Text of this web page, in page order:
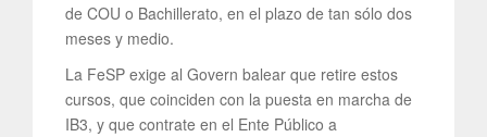
de COU o Bachillerato, en el plazo de tan sólo dos
meses y medio.
La FeSP exige al Govern balear que retire estos
cursos, que coinciden con la puesta en marcha de
IB3, y que contrate en el Ente Público a